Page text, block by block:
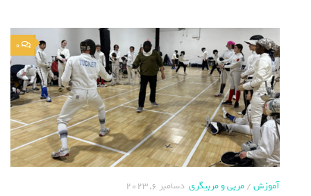
0
آموزش/مربی و مربیگری دسامبر 6, 2023